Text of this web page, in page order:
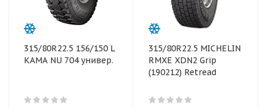
315/80R22.5 156/150 L
КАМА NU 704 универ.
315/80R22.5 MICHELIN
RMXE XDN2 Grip
(190212) Retread